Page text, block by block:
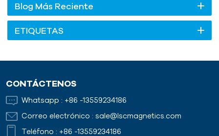
Blog Más Reciente
ETIQUETAS
CONTÁCTENOS
Whatsapp : +86 -13559234186
Correo electrónico : sale@lscmagnetics.com
Teléfono : +86 -13559234186